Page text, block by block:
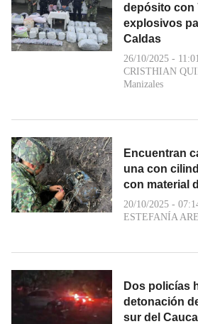
depósito con
explosivos
Caldas
26/10/2025 - 11:01
CRISTHIAN
Manizales
Encuentran
una con
con material
20/10/2025 -
ESTEFANÍA
Dos policías
detonación
sur del Cauca